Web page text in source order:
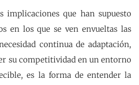
implicaciones que han supuesto
en los que se ven envueltas las
continua de adaptación,
su competitividad en un entorno
es la forma de entender la